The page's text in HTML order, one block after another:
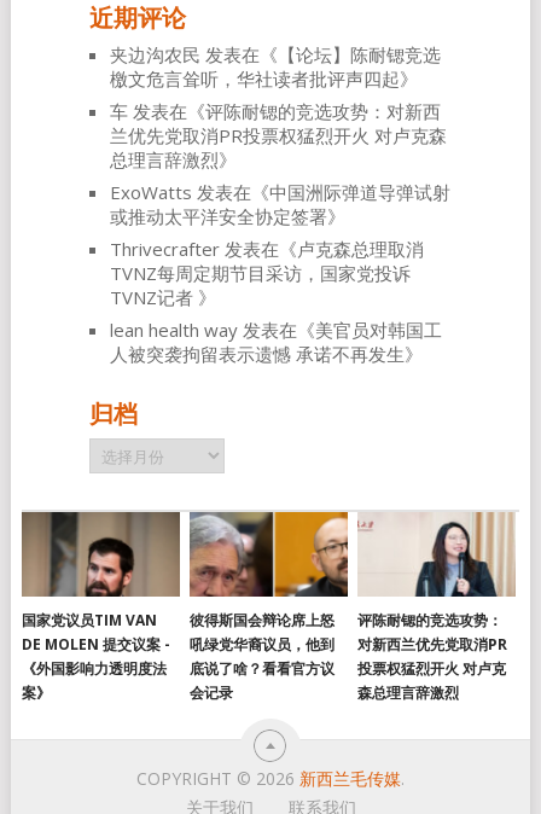
近期评论
夹边沟农民 发表在《 【论坛】陈耐锶竞选
檄文危言耸听，华社读者批评声四起》
车发表在《评陈耐锶的竞选攻势：对新西
兰优先党取消PR投票权猛烈开火 对卢克森
总理言辞激烈》
ExoWatts 发表在《中国洲际弹道导弹试射
或推动太平洋安全协定签署》
Thrivecrafter发表在《卢克森总理取消
TVNZ每周定期节目采访，国家党投诉
TVNZ记者 》
lean health way发表在《美官员对韩国工
人被突袭拘留表示遗憾 承诺不再发生》
归档
归
档
国家党议员TIM VAN
DE MOLEN 提交议案 -
《外国影响力透明度法
案》
彼得斯国会辩论席上怒
吼绿党华裔议员，他到
底说了啥？看看官方议
会记录
评陈耐锶的竞选攻势：
对新西兰优先党取消PR
投票权猛烈开火 对卢克
森总理言辞激烈
COPYRIGHT © 2026 新西兰毛传媒.
关于我们
联系我们